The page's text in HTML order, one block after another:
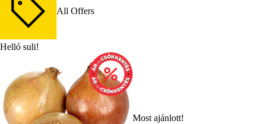
All Offers
Helló suli!
Most ajánlott!